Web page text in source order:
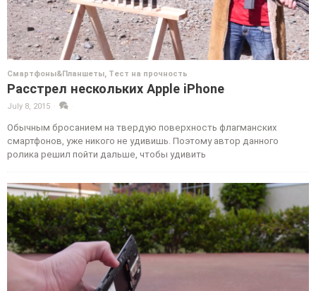
Смартфоны&Планшеты, Тест на прочность
Расстрел нескольких Apple iPhone
July 8, 2015
Обычным бросанием на твердую поверхность флагманских
смартфонов, уже никого не удивишь. Поэтому автор данного
ролика решил пойти дальше, чтобы удивить